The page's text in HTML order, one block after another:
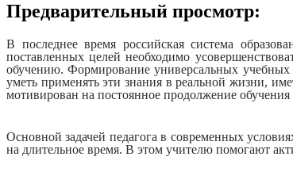
Предварительный просмотр:
В последнее время российская система
поставленных целей необходимо
обучению. Формирование универсальных учебных
уметь применять эти знания в реальной жизни,
мотивирован на постоянное продолжение
Основной задачей педагога в современных
на длительное время. В этом учителю помогают